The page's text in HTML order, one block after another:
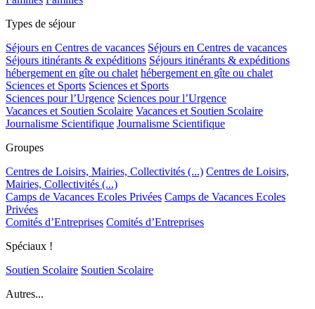
Types de séjour
Séjours en Centres de vacances Séjours en Centres de vacances
Séjours itinérants & expéditions Séjours itinérants & expéditions
hébergement en gîte ou chalet hébergement en gîte ou chalet
Sciences et Sports Sciences et Sports
Sciences pour l’Urgence Sciences pour l’Urgence
Vacances et Soutien Scolaire Vacances et Soutien Scolaire
Journalisme Scientifique Journalisme Scientifique
Groupes
Centres de Loisirs, Mairies, Collectivités (...) Centres de Loisirs,
Mairies, Collectivités (...)
Camps de Vacances Ecoles Privées Camps de Vacances Ecoles
Privées
Comités d’Entreprises Comités d’Entreprises
Spéciaux !
Soutien Scolaire Soutien Scolaire
Autres...